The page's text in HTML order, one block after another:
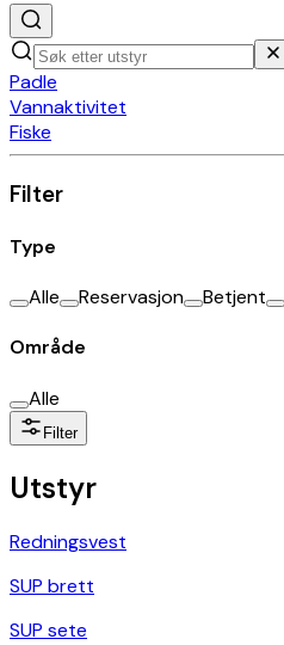
Padle
Vannaktivitet
Fiske
Filter
Type
Alle Reservasjon Betjent
Område
Alle
Filter
Utstyr
Redningsvest
SUP brett
SUP sete